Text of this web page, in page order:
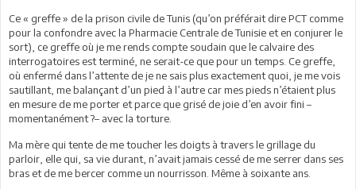
Ce « greffe » de la prison civile de Tunis (qu’on préférait dire PCT comme
pour la confondre avec la Pharmacie Centrale de Tunisie et en conjurer le
sort), ce greffe où je me rends compte soudain que le calvaire des
interrogatoires est terminé, ne serait-ce que pour un temps. Ce greffe,
où enfermé dans l’attente de je ne sais plus exactement quoi, je me vois
sautillant, me balançant d’un pied à l’autre car mes pieds n’étaient plus
en mesure de me porter et parce que grisé de joie d’en avoir fini –
momentanément ?– avec la torture.
Ma mère qui tente de me toucher les doigts à travers le grillage du
parloir, elle qui, sa vie durant, n’avait jamais cessé de me serrer dans ses
bras et de me bercer comme un nourrisson. Même à soixante ans.